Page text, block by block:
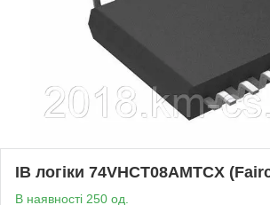
ІВ логіки 74VHCT08AMTCX
В наявності 250 од.